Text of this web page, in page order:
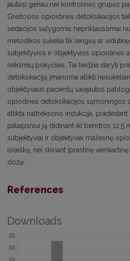
jautėsi geriau nei kontrolinės grupės
Greitosios opioidinės detoksikacijos
sedacijos sąlygomis nepriklausomai
metodikos sukelia tik lengvą ar
subjektyvios ir objektyvios opioidinės
reikšmių pokyčiais. Tai leidžia daryti
detoksikaciją įmanoma atlikti
objektyvaus pacientų savijautos
opiodinės detoksikacijos sąmoningos
atlikta naltreksono indukcija,
palaipsniui ją didinant iki bendros 12,5
subjektyviai ir objektyviai mažesnę
išraišką, nei skiriant įprastinę
dozę.
References
Downloads